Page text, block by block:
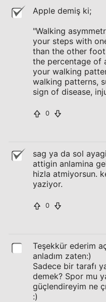
Apple demiş ki;
"Walking
your steps with
than the other
the percentage of
your walking
walking patterns,
sign of disease,
0
sag ya da sol
attigin anlamina
hizla atmiyorsun.
yaziyor.
0
Teşekkür ederim
anladım zaten:)
Sadece bir tarafı
demek? Spor mu
güçlendireyim ne
:)